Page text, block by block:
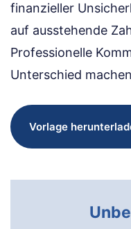
finanzieller
auf ausstehende
Professionelle
Unterschied
Vorlage